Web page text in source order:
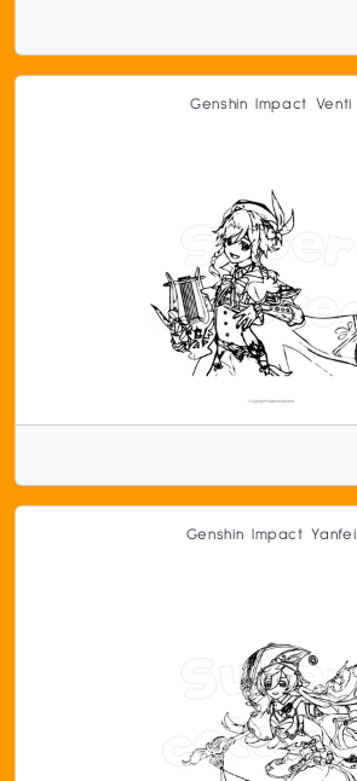
Genshin Impact Venti
Genshin Impact Yanfei